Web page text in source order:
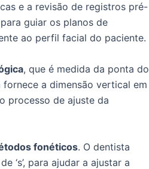
e a revisão de registros pré-
guiar os planos de
ao perfil facial do paciente.
, que é medida da ponta do
a dimensão vertical em
processo de ajuste da
fonéticos. O dentista
‘s’, para ajudar a ajustar a